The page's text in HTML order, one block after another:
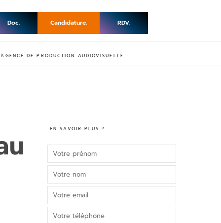
Doc. Candidature. RDV.
DE PRODUCTION AUDIOVISUELLE
EN SAVOIR PLUS ?